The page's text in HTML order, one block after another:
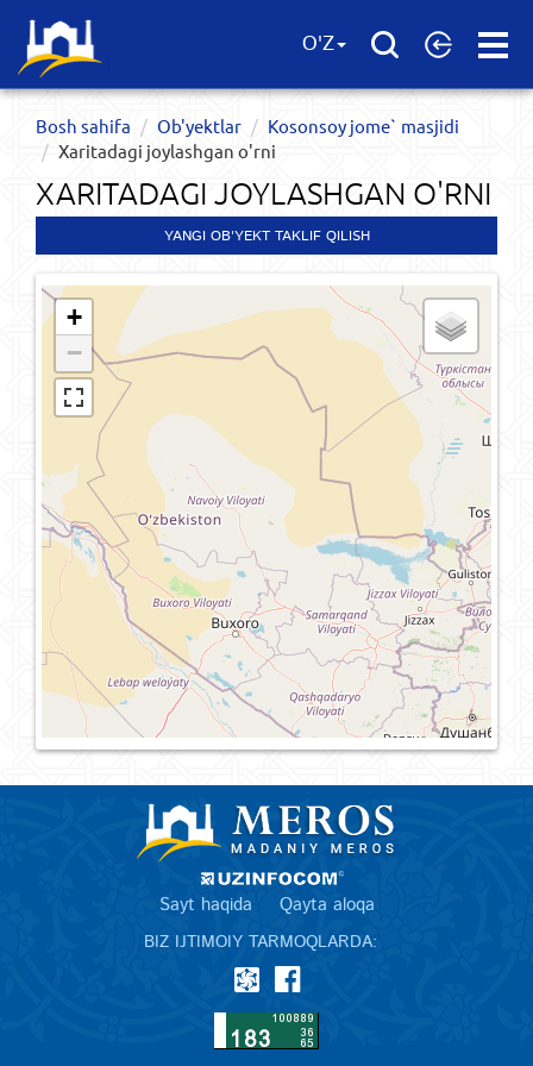
Open
O'Z
Bosh sahifa Ob'yektlar​
Kosonsoy jome` masjidi
Xaritadagi joylashgan o'rni
XARITADAGI JOYLASHGAN O'RNI
YANGI OB'YEKT TAKLIF QILISH
+
−
Sayt haqida Qayta aloqa
BIZ IJTIMOIY TARMOQLARDA: